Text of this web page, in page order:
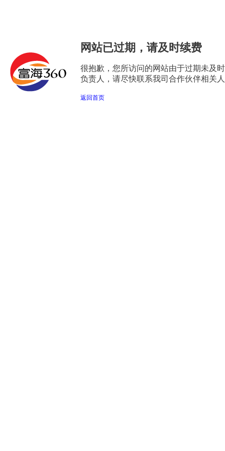
网站已过期，请及时续费
很抱歉，您所访问的网站由于过期未及
负责人，请尽快联系我司合作伙伴相关
返回首页